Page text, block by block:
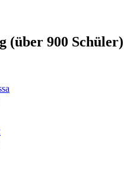
(über 900 Schüler)